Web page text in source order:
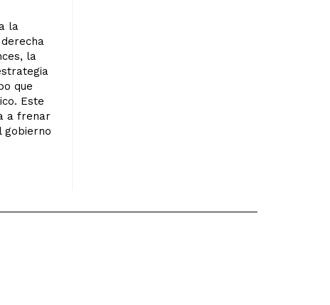
la
la
que
Este
a frenar
gobierno